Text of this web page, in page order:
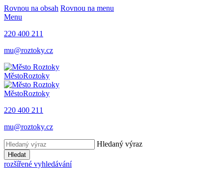
Rovnou na obsah Rovnou na menu
Menu
220 400 211
mu@roztoky.cz
MěstoRoztoky
MěstoRoztoky
220 400 211
mu@roztoky.cz
Hledaný výraz
Hledat
rozšířené vyhledávání